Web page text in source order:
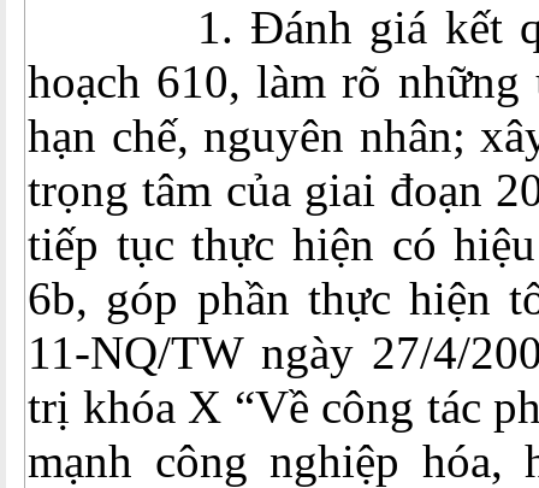
1. Đánh giá kết
hoạch 610, làm rõ
hạn chế, nguyên nhân;
trọng tâm của giai đoạn
tiếp tục thực hiện có
6b, góp phần thực hiện
11-NQ/TW ngày 27/4/
trị khóa X “Về công tác
mạnh công nghiệp hóa,